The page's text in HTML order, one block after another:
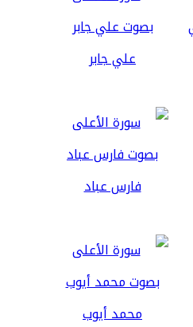
علي جابر
فارس عباد
محمد أيوب